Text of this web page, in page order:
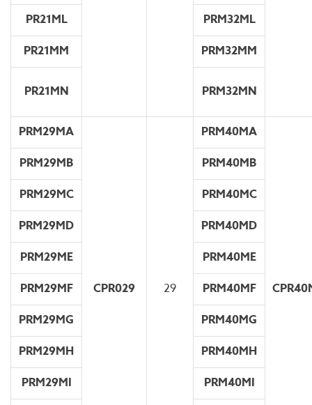
PR21ML
PRM32ML
PR21MM
PRM32MM
PR21MN PRM32MN
PRM29MA
CPR029 29
PRM40MA
PRM29MB
PRM40MB
PRM29MC
PRM40MC
PRM29MD
PRM40MD
PRM29ME
PRM40ME
PRM29MF
PRM40MF
PRM29MG
PRM40MG
PRM29MH
PRM40MH
PRM29MI
PRM40MI